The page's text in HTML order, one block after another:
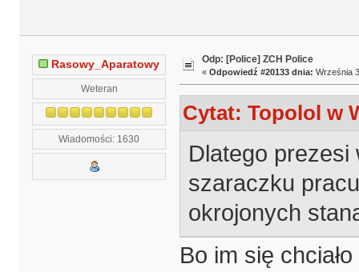
Rasowy_Aparatowy
Weteran
Wiadomości: 1630
Odp: [Police] ZCH Police
« Odpowiedź #20133 dnia: Września
Cytat: Topolol w
Dlatego prezesi
szaraczku
okrojonych
Bo im się